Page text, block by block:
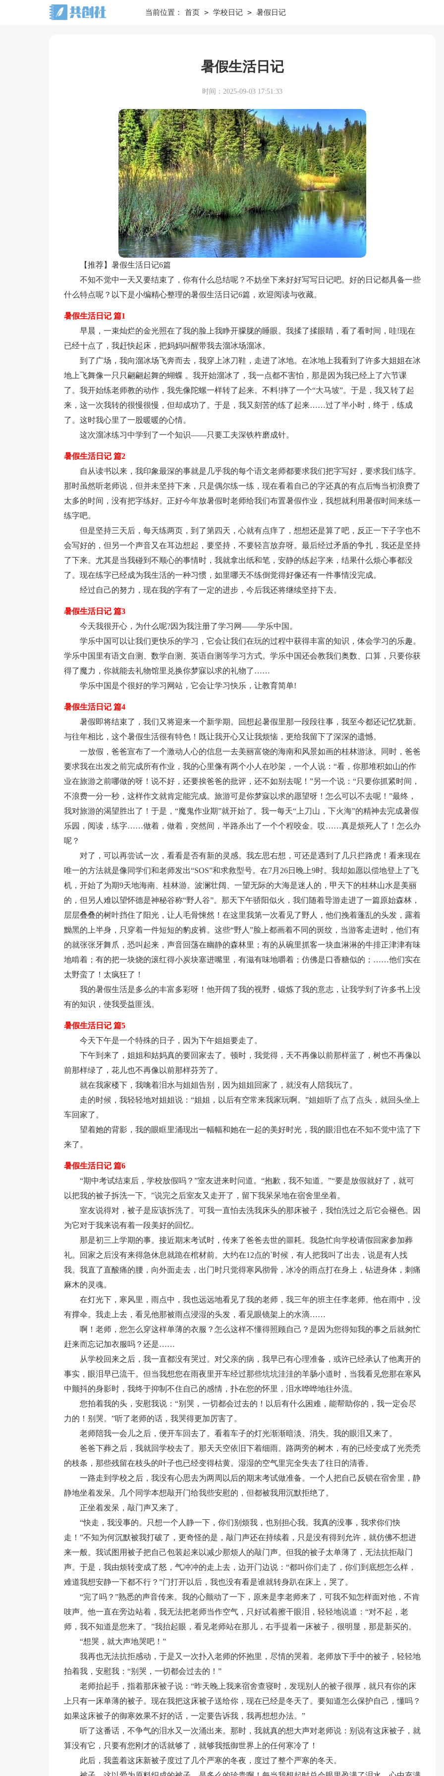
当前位置： 首页 > 学校日记 > 暑假日记
暑假生活日记
时间：2025-09-03 17:51:33
【推荐】暑假生活日记6篇
不知不觉中一天又要结束了，你有什么总结呢？不妨坐下来好好写写日记吧。好的日记都具备一些
什么特点呢？以下是小编精心整理的暑假生活日记6篇，欢迎阅读与收藏。
暑假生活日记 篇1
早晨，一束灿烂的金光照在了我的脸上我睁开朦胧的睡眼。我揉了揉眼睛，看了看时间，哇!现在
已经十点了，我赶快起床，把妈妈叫醒带我去溜冰场溜冰。
到了广场，我向溜冰场飞奔而去，我穿上冰刀鞋，走进了冰地。在冰地上我看到了许多大姐姐在冰
地上飞舞像一只只翩翩起舞的蝴蝶 。我开始溜冰了，我一点都不害怕，那是因为我已经上了六节课
了。我开始练老师教的动作，我先像陀螺一样转了起来。不料!摔了一个“大马坡”。于是，我又转了起
来，这一次我转的很慢很慢，但却成功了。于是，我又刻苦的练了起来……过了半小时，终于，练成
了。这时我心里了一股暖暖的心情。
这次溜冰练习中学到了一个知识——只要工夫深铁杵磨成针。
暑假生活日记 篇2
自从读书以来，我印象最深的事就是几乎我的每个语文老师都要求我们把字写好，要求我们练字。
那时虽然听老师说，但并未坚持下来，只是偶尔练一练，现在看着自己的字还真的有点后悔当初浪费了
太多的时间，没有把字练好。正好今年放暑假时老师给我们布置暑假作业，我想就利用暑假时间来练一
练字吧。
但是坚持三天后，每天练两页，到了第四天，心就有点痒了，想想还是算了吧，反正一下子字也不
会写好的，但另一个声音又在耳边想起，要坚持，不要轻言放弃呀。最后经过矛盾的争扎，我还是坚持
了下来。尤其是当我碰到不顺心的事情时，我就拿出纸和笔，安静的练起字来，结果什么烦心事都没
了。现在练字已经成为我生活的一种习惯，如里哪天不练倒觉得好像还有一件事情没完成。
经过自己的努力，现在我的字有了一定的进步，今后我还将继续坚持下去。
暑假生活日记 篇3
今天我很开心，为什么呢?因为我注册了学习网——学乐中国。
学乐中国可以让我们更快乐的学习，它会让我们在玩的过程中获得丰富的知识，体会学习的乐趣。
学乐中国里有语文自测、数学自测、英语自测等学习方式。学乐中国还会教我们奥数、口算，只要你获
得了魔力，你就能去礼物馆里兑换你梦寐以求的礼物了……
学乐中国是个很好的学习网站，它会让学习快乐，让教育简单!
暑假生活日记 篇4
暑假即将结束了，我们又将迎来一个新学期。回想起暑假里那一段段往事，我至今都还记忆犹新。
与往年相比，这个暑假生活很有特色！既让我开心又让我烦恼，更给我留下了深深的遗憾。
一放假，爸爸宣布了一个激动人心的信息一去美丽富饶的海南和风景如画的桂林游泳。同时，爸爸
要求我在出发之前完成所有作业，我的心里像有两个小人在吵架，一个人说：“看，你那堆积如山的作
业在旅游之前哪做的呀！说不好，还要挨爸爸的批评，还不如别去呢！”另一个说：“只要你抓紧时间，
不浪费一分一秒，这样作文就肯定能完成。旅游可是你梦寐以求的愿望呀！怎么可以不去呢！”最终，
我对旅游的渴望胜出了！于是，“魔鬼作业期”就开始了。我一每天“上刀山，下火海”的精神去完成暑假
乐园，阅读，练字……做着，做着，突然间，半路杀出了一个个程咬金。哎……真是烦死人了！怎么办
呢？
对了，可以再尝试一次，看看是否有新的灵感。我左思右想，可还是遇到了几只拦路虎！看来现在
唯一的方法就是像同学们和老师发出“SOS”和求救型号。在7月26日晚上9时。我却如愿以偿地登上了飞
机，开始了为期9天地海南、桂林游。波澜壮阔、一望无际的大海是迷人的，甲天下的桂林山水是美丽
的，但另人难以望怀德是神秘谷称“野人谷”。那天下午骄阳似火，我们随着导游走进了一篇原始森林，
层层叠叠的树叶挡住了阳光，让人毛骨悚然！在这里我第一次看见了野人，他们挽着蓬乱的头发，露着
黝黑的上半身，只穿着一件短短的豹皮裤。这些“野人”脸上都画着不同的斑纹，当游客走进时，他们有
的就张张牙舞爪，恐叫起来，声音回荡在幽静的森林里；有的从碗里抓客一块血淋淋的牛排正津津有味
地啃着；有的把一块烧的滚红得小炭块塞进嘴里，有滋有味地嚼着；仿佛是口香糖似的；……他们实在
太野蛮了！太疯狂了！
我的暑假生活是多么的丰富多彩呀！他开阔了我的视野，锻炼了我的意志，让我学到了许多书上没
有的知识，使我受益匪浅。
暑假生活日记 篇5
今天下午是一个特殊的日子，因为下午姐姐要走了。
下午到来了，姐姐和姑妈真的要回家去了。顿时，我觉得，天不再像以前那样蓝了，树也不再像以
前那样绿了，花儿也不再像以前那样芬芳了。
就在我家楼下，我噙着泪水与姐姐告别，因为姐姐回家了，就没有人陪我玩了。
走的时候，我轻轻地对姐姐说：“姐姐，以后有空常来我家玩啊。”姐姐听了点了点头，就回头坐上
车回家了。
望着她的背影，我的眼眶里涌现出一幅幅和她在一起的美好时光，我的眼泪也在不知不觉中流了下
来了。
暑假生活日记 篇6
“期中考试结束后，学校放假吗？”室友进来时问道。“抱歉，我不知道。”“要是放假就好了，就可
以把我的被子拆洗一下。”说完之后室友又走开了，留下我呆呆地在宿舍里坐着。
室友说得对，被子是应该拆洗了。可我一直怕去洗我床头的那床被子，我怕洗过之后它会褪色。因
为它对于我来说有着一段美好的回忆。
那是初三上学期的事。接近期末考试时，传来了爸爸去世的噩耗。我急忙向学校请假回家参加葬
礼。回家之后没有来得急休息就跪在棺材前。大约在12点的`时候，有人把我叫了出去，说是有人找
我。我直了直酸痛的腰，向外面走去，出门时只觉得寒风彻骨，冰冷的雨点打在身上，钻进身体，刺痛
麻木的灵魂。
在灯光下，寒风里，雨点中，我也远远地看见了我的老师，我三年的班主任李老师。他在雨中，没
有撑伞。我走上去，看见他那被雨点浸湿的头发，看见眼镜架上的水滴……
啊！老师，您怎么穿这样单薄的衣服？怎么这样不懂得照顾自己？是因为您得知我的事之后就匆忙
赶来而忘记加衣服吗？还是……
从学校回来之后，我一直都没有哭过。对父亲的病，我早已有心理准备，或许已经承认了他离开的
事实，眼泪早已流干。但当我想您在雨夜里开车经过那些坑坑洼洼的羊肠小道时，当我看见您那在寒风
中颤抖的身影时，我终于抑制不住自己的感情，扑在您的怀里，泪水哗哗地往外流。
您拍着我的头，安慰我说：“别哭，一切都会过去的！以后有什么困难，能帮助你的，我一定会尽
力的！别哭。”听了老师的话，我哭得更加厉害了。
老师陪我一会儿之后，便开车回去了。看着车子的灯光渐渐暗淡、消失。我的眼泪又来了。
爸爸下葬之后，我就回学校去了。那天天空依旧下着细雨。路两旁的树木，有的已经变成了光秃秃
的枝条，那些残留在枝头的叶子也已经变得枯黄。湿湿的空气里完全失去了往日的清香。
一路走到学校之后，我没有心思去为两周以后的期末考试做准备。一个人把自己反锁在宿舍里，静
静地坐着发呆。几个同学本想敲开门给我些安慰的，但都被我用沉默拒绝了。
正坐着发呆，敲门声又来了。
“快走，我没事的。只想一个人静一下，你们别烦我，也别担心我。我真的没事，我求你们快
走！”不知为何沉默被我打破了，更奇怪的是，敲门声还在持续着，只是没有得到允许，就仿佛不想进
来一般。我试图用被子把自己包装起来以减少那烦人的敲门声。但我的被子太单薄了，无法抗拒敲门
声。于是，我由烦转变成了怒，气冲冲的走上去，边开门边说：“都叫你们走了，你们到底想怎么样，
难道我想安静一下都不行？”门打开以后，我也没有看是谁就转身趴在床上，哭了。
“完了吗？”熟悉的声音传来。我的心颤动了一下，原来是李老师来了，可我不知怎样面对他，不肯
吱声。他一直在旁边站着，我无法把老师当作空气，只好试着擦干眼泪，轻轻地说道：“对不起，老
师，我不知道是您来了。”我抬起眼，看见老师站在那儿，右手提着一床被子，很明显，那是新买的。
“想哭，就大声地哭吧！”
我再也无法抗拒感动，于是又一次扑入老师的怀抱里，尽情的哭着。老师放下手中的被子，轻轻地
拍着我，安慰我：“别哭，一切都会过去的！”
老师抬起手，指着那床被子说：“昨天晚上我来宿舍查寝时，发现别人的被子很厚，就只有你的床
上只有一床单薄的被子。现在我把这床被子送给你，现在已经是冬天了。要知道怎么保护自己，懂吗？
如果这床被子的御寒效果不好的话，一定要告诉我，我再想想办法。”
听了这番话，不争气的泪水又一次涌出来。那时，我就真的想大声对老师说：别说有这床被子，就
算没有它，只要有您刚才的话就够了，就够我抵御世界上的任何寒冷了！
此后，我盖着这床新被子度过了几个严寒的冬夜，度过了整个严寒的冬天。